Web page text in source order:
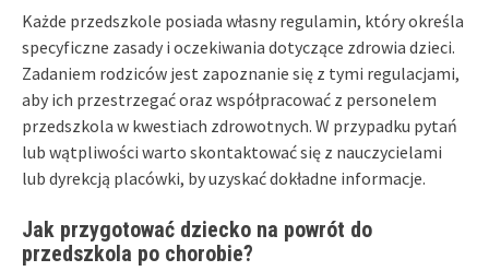
Każde przedszkole posiada własny regulamin, który określa
specyficzne zasady i oczekiwania dotyczące zdrowia dzieci.
Zadaniem rodziców jest zapoznanie się z tymi regulacjami,
aby ich przestrzegać oraz współpracować z personelem
przedszkola w kwestiach zdrowotnych. W przypadku pytań
lub wątpliwości warto skontaktować się z nauczycielami
lub dyrekcją placówki, by uzyskać dokładne informacje.
Jak przygotować dziecko na powrót do
przedszkola po chorobie?